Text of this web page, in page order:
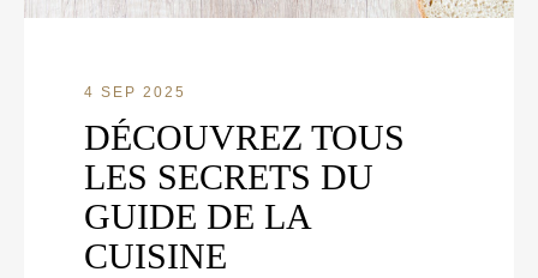
4 SEP 2025
DÉCOUVREZ TOUS
LES SECRETS DU
GUIDE DE LA
CUISINE